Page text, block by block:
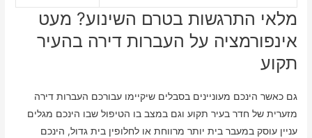
מלאי התרגשות בטרם השינוע? מעט
אינפורמציה על העברות דירה בהעיר
תקוע
גם כאשר הינכם מעוניינים בסבלים שיקיימו עבורכם העברות דירה
מזערית של חדר בעיר תקוע וגם במצב בו הטיפול שבו הינכם מגלים
עניין עוסק במעבר בית יותר מרווחת או לחלופין בית גדול, הינכם